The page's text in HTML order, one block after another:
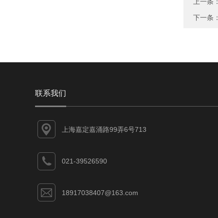
下一条
联系我们
上海嘉定嘉涌路99弄6号713
021-39526590
18917038407@163.com